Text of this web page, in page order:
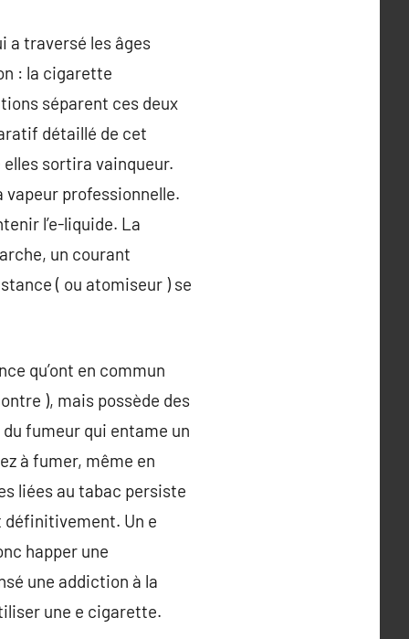
a traversé les âges
: la cigarette
séparent ces deux
détaillé de cet
sortira vainqueur.
professionnelle.
l’e-liquide. La
un courant
( ou atomiseur ) se
qu’ont en commun
), mais possède des
fumeur qui entame un
à fumer, même en
liées au tabac persiste
définitivement. Un e
happer une
une addiction à la
une e cigarette.